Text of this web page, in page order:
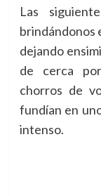
Las
brindándonos
dejando
de cerca
chorros de
fundían en
intenso.